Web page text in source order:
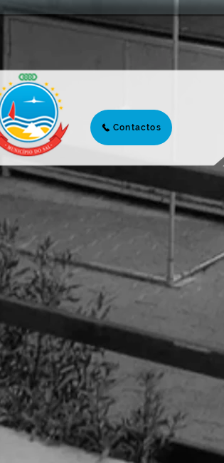
𝟮𝟬𝟮𝟲 | 𝗣𝗔𝗟𝗘𝗦𝗧𝗥𝗔
𝗜𝗡𝗖𝗘𝗡𝗧𝗜𝗩𝗔 𝗝𝗢𝗩𝗘𝗡𝗦 À
𝗖𝗜𝗗𝗔𝗗𝗔𝗡𝗜𝗔 𝗔𝗧𝗜𝗩𝗔 𝗘
𝗣𝗔𝗥𝗧𝗜𝗖𝗜𝗣𝗔ÇÃ𝗢 𝗖Í𝗩𝗜𝗖𝗔
Contactos